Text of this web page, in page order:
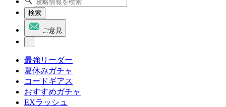
検索
ご意見
最強リーダー
夏休みガチャ
コードギアス
おすすめガチャ
EXラッシュ